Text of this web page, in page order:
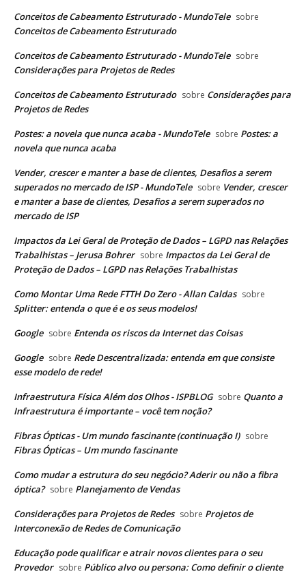
Conceitos de Cabeamento Estruturado - MundoTele sobre
Conceitos de Cabeamento Estruturado
Conceitos de Cabeamento Estruturado - MundoTele sobre
Considerações para Projetos de Redes
Conceitos de Cabeamento Estruturado sobre Considerações para
Projetos de Redes
Postes: a novela que nunca acaba - MundoTele sobre Postes: a
novela que nunca acaba
Vender, crescer e manter a base de clientes, Desafios a serem
superados no mercado de ISP - MundoTele sobre Vender, crescer
e manter a base de clientes, Desafios a serem superados no
mercado de ISP
Impactos da Lei Geral de Proteção de Dados – LGPD nas Relações
Trabalhistas – Jerusa Bohrer sobre Impactos da Lei Geral de
Proteção de Dados – LGPD nas Relações Trabalhistas
Como Montar Uma Rede FTTH Do Zero - Allan Caldas sobre
Splitter: entenda o que é e os seus modelos!
Google sobre Entenda os riscos da Internet das Coisas
Google sobre Rede Descentralizada: entenda em que consiste
esse modelo de rede!
Infraestrutura Física Além dos Olhos - ISPBLOG sobre Quanto a
Infraestrutura é importante – você tem noção?
Fibras Ópticas - Um mundo fascinante (continuação I) sobre
Fibras Ópticas – Um mundo fascinante
Como mudar a estrutura do seu negócio? Aderir ou não a fibra
óptica? sobre Planejamento de Vendas
Considerações para Projetos de Redes sobre Projetos de
Interconexão de Redes de Comunicação
Educação pode qualificar e atrair novos clientes para o seu
Provedor sobre Público alvo ou persona: Como definir o cliente